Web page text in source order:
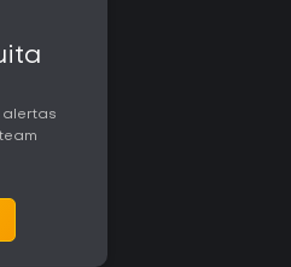
atrativo,